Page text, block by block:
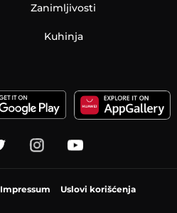
Zanimljivosti
Kuhinja
Impressum Uslovi korišćenja